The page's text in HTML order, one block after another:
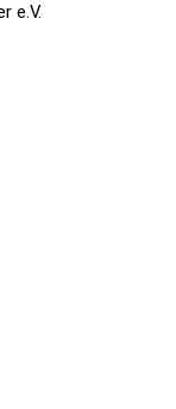
e.V.